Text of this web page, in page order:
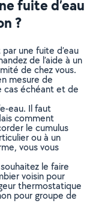
fuite d’eau
?
une fuite d’eau
de l’aide à un
de chez vous.
mesure de
cas échéant et de
eau. Il faut
comment
le cumulus
ou à un
vous vous
le faire
voisin pour
thermostatique
pour groupe de